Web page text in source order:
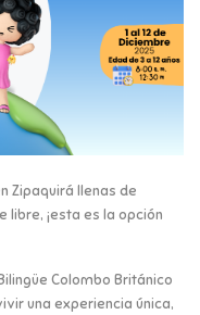
Zipaquirá llenas de
¡esta es la opción
Colombo Británico
una experiencia única,